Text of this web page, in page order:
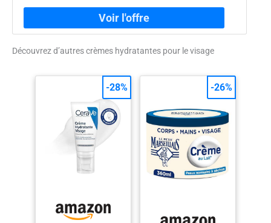
Découvrez d’autres crèmes hydratantes pour le visage
-28% -26%